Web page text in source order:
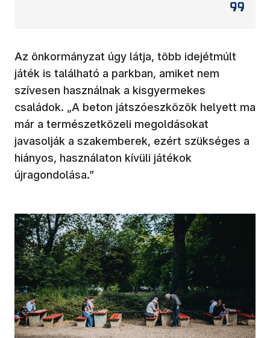
Az önkormányzat úgy látja, több idejétmúlt
játék is található a parkban, amiket nem
szívesen használnak a kisgyermekes
családok. „A beton játszóeszközök helyett ma
már a természetközeli megoldásokat
javasolják a szakemberek, ezért szükséges a
hiányos, használaton kívüli játékok
újragondolása.”